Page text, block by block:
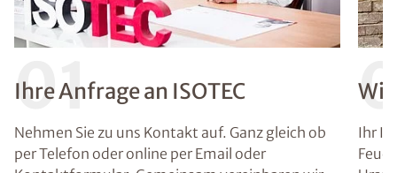
01
Ihre Anfrage an ISOTEC
Nehmen Sie zu uns Kontakt auf. Ganz gleich ob
per Telefon oder online per Email oder
Wir
Ihr